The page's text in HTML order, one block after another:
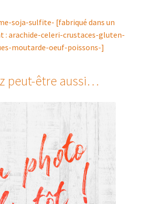
soja-sulfite- [fabriqué dans un
arachide-celeri-crustaces-gluten-
moutarde-oeuf-poissons-]
peut-être aussi…